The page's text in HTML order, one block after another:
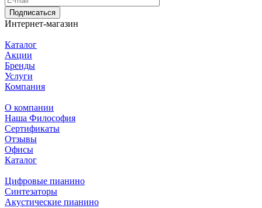
Подписаться
Интернет-магазин
Каталог
Акции
Бренды
Услуги
Компания
О компании
Наша Философия
Сертификаты
Отзывы
Офисы
Каталог
Цифровые пианино
Синтезаторы
Акустические пианино